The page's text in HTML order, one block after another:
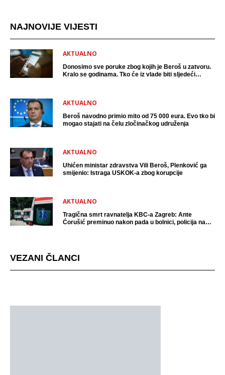
NAJNOVIJE VIJESTI
AKTUALNO
Donosimo sve poruke zbog kojih je Beroš u zatvoru.
Kralo se godinama. Tko će iz vlade biti sljedeći
AKTUALNO
Beroš navodno primio mito od 75 000 eura. Evo tko bi
mogao stajati na čelu zločinačkog udruženja
AKTUALNO
Uhićen ministar zdravstva Vili Beroš, Plenković ga
smijenio: Istraga USKOK-a zbog korupcije
AKTUALNO
Tragična smrt ravnatelja KBC-a Zagreb: Ante
Ćorušić preminuo nakon pada u bolnici, policija na
VEZANI ČLANCI